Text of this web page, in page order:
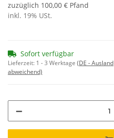
zuzüglich 100,00 € Pfand
inkl. 19% USt.
Sofort verfügbar
Lieferzeit: 1 - 3 Werktage (DE - Ausland
abweichend)